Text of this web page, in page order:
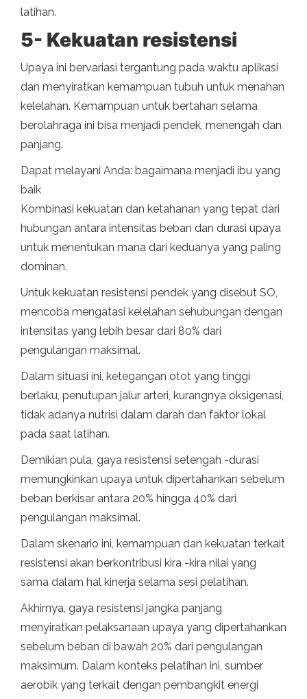
latihan.
5- Kekuatan resistensi
Upaya ini bervariasi tergantung pada waktu aplikasi
dan menyiratkan kemampuan tubuh untuk menahan
kelelahan. Kemampuan untuk bertahan selama
berolahraga ini bisa menjadi pendek, menengah dan
panjang.
Dapat melayani Anda: bagaimana menjadi ibu yang
baik
Kombinasi kekuatan dan ketahanan yang tepat dari
hubungan antara intensitas beban dan durasi upaya
untuk menentukan mana dari keduanya yang paling
dominan.
Untuk kekuatan resistensi pendek yang disebut SO,
mencoba mengatasi kelelahan sehubungan dengan
intensitas yang lebih besar dari 80% dari
pengulangan maksimal.
Dalam situasi ini, ketegangan otot yang tinggi
berlaku, penutupan jalur arteri, kurangnya oksigenasi,
tidak adanya nutrisi dalam darah dan faktor lokal
pada saat latihan.
Demikian pula, gaya resistensi setengah -durasi
memungkinkan upaya untuk dipertahankan sebelum
beban berkisar antara 20% hingga 40% dari
pengulangan maksimal.
Dalam skenario ini, kemampuan dan kekuatan terkait
resistensi akan berkontribusi kira -kira nilai yang
sama dalam hal kinerja selama sesi pelatihan.
Akhirnya, gaya resistensi jangka panjang
menyiratkan pelaksanaan upaya yang dipertahankan
sebelum beban di bawah 20% dari pengulangan
maksimum. Dalam konteks pelatihan ini, sumber
aerobik yang terkait dengan pembangkit energi